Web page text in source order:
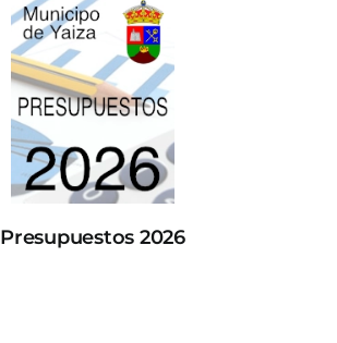
Presupuestos 2026